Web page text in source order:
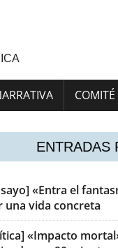
ENTRADAS
«Entra el
una vida concreta
«Impacto